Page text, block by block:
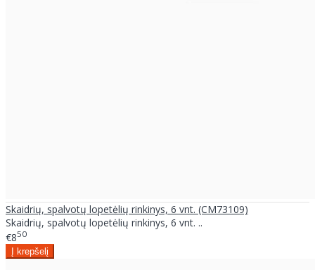
Skaidrių, spalvotų lopetėlių rinkinys, 6 vnt. (CM73109)
Skaidrių, spalvotų lopetėlių rinkinys, 6 vnt. ..
€850